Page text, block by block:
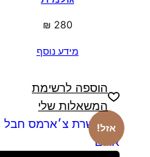
₪ 280
מידע נוסף
הוספה לרשימת
המשאלות שלי
אזל!